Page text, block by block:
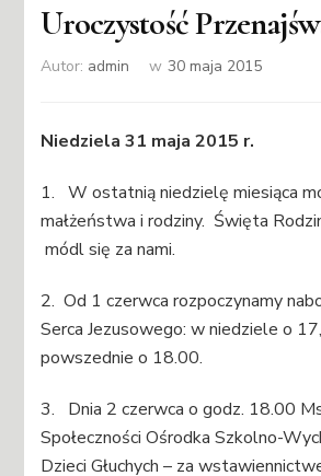
Uroczystość
Autor: admin w 30 maja 2015
Niedziela 31 maja 2015 r.
1. W ostatnią niedzielę miesiąca
małżeństwa i rodziny. Święta
módl się za nami.
2. Od 1 czerwca rozpoczynamy
Serca Jezusowego: w niedziele o
powszednie o 18.00.
3. Dnia 2 czerwca o godz. 18.00
Społeczności Ośrodka Szkolno-
Dzieci Głuchych – za